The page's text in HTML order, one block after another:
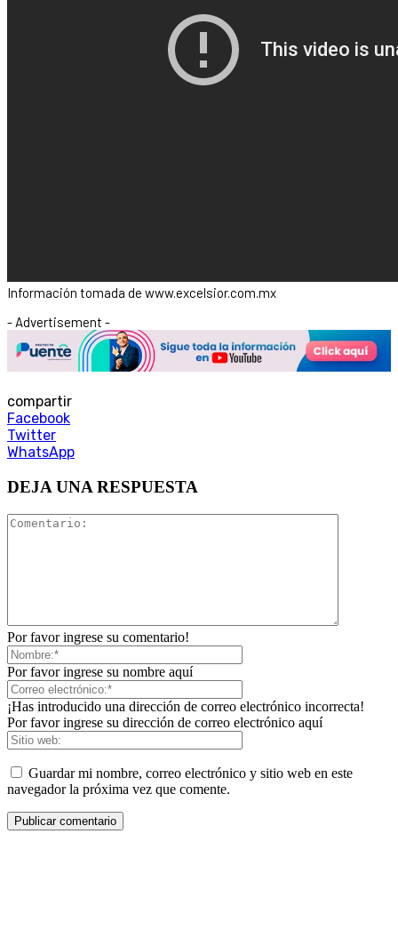
Información tomada de www.excelsior.com.mx
- Advertisement -
compartir
Facebook
Twitter
WhatsApp
DEJA UNA RESPUESTA
Por favor ingrese su comentario!
Por favor ingrese su nombre aquí
¡Has introducido una dirección de correo electrónico incorrecta!
Por favor ingrese su dirección de correo electrónico aquí
Guardar mi nombre, correo electrónico y sitio web en este
navegador la próxima vez que comente.